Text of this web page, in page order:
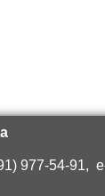
977-54-91,